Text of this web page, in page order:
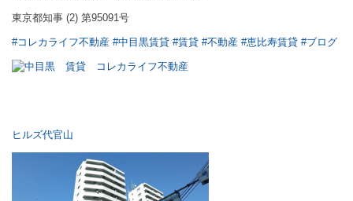
東京都知事 (2) 第95091号
#コレカライフ不動産 #中目黒賃貸 #賃貸 #不動産 #恵比寿賃貸 #ブログ
ヒルズ代官山